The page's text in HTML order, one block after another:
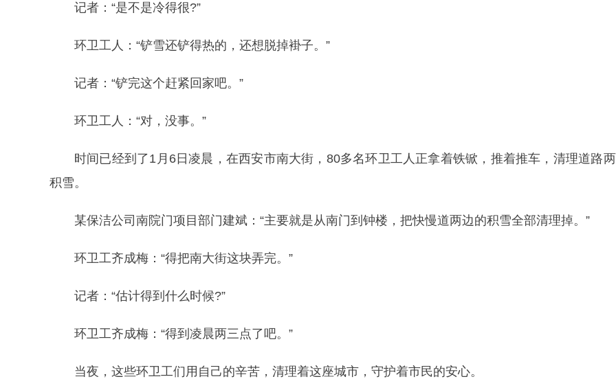
记者：“是不是冷得很?”
环卫工人：“铲雪还铲得热的，还想脱掉褂子。”
记者：“铲完这个赶紧回家吧。”
环卫工人：“对，没事。”
时间已经到了1月6日凌晨，在西安市南大街，80多名环卫工人正拿着铁锨，推着推车，清理道路
积雪。
某保洁公司南院门项目部门建斌：“主要就是从南门到钟楼，把快慢道两边的积雪全部清理掉。”
环卫工齐成梅：“得把南大街这块弄完。”
记者：“估计得到什么时候?”
环卫工齐成梅：“得到凌晨两三点了吧。”
当夜，这些环卫工们用自己的辛苦，清理着这座城市，守护着市民的安心。